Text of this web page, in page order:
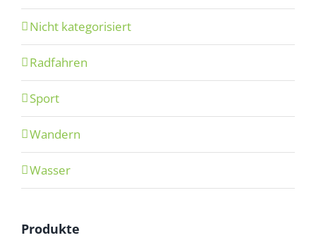
Nicht kategorisiert
Radfahren
Sport
Wandern
Wasser
Produkte